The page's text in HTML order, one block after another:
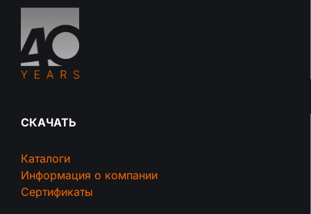
СКАЧАТЬ
Каталоги
Информация о компании
Сертификаты